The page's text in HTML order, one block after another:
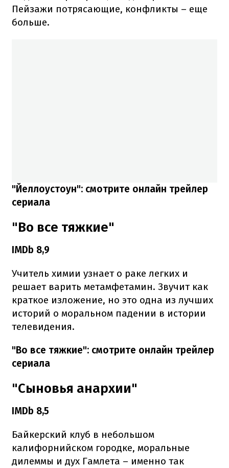
Пейзажи потрясающие, конфликты – еще
больше.
"Йеллоустоун": смотрите онлайн трейлер
сериала
"Во все тяжкие"
IMDb 8,9
Учитель химии узнает о раке легких и
решает варить метамфетамин. Звучит как
краткое изложение, но это одна из лучших
историй о моральном падении в истории
телевидения.
"Во все тяжкие": смотрите онлайн трейлер
сериала
"Сыновья анархии"
IMDb 8,5
Байкерский клуб в небольшом
калифорнийском городке, моральные
дилеммы и дух Гамлета – именно так